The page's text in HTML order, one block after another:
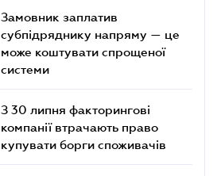
Замовник заплатив
субпідряднику напряму — це
може коштувати спрощеної
системи
З 30 липня факторингові
компанії втрачають право
купувати борги споживачів